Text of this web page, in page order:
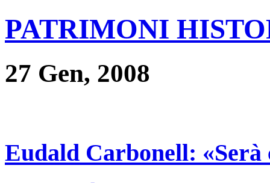
PATRIMONI
27 Gen, 2008
Eudald Carbonell: «Serà